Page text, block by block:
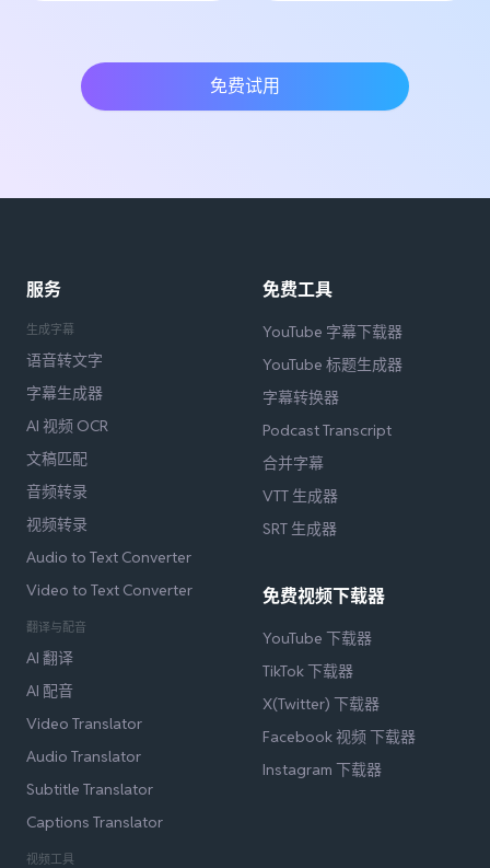
免费试用
服务
生成字幕
语音转文字
字幕生成器
AI 视频 OCR
文稿匹配
音频转录
视频转录
Audio to Text Converter
Video to Text Converter
翻译与配音
AI 翻译
AI 配音
Video Translator
Audio Translator
Subtitle Translator
Captions Translator
视频工具
免费工具
YouTube 字幕下载器
YouTube 标题生成器
字幕转换器
Podcast Transcript
合并字幕
VTT 生成器
SRT 生成器
免费视频下载器
YouTube 下载器
TikTok 下载器
X(Twitter) 下载器
Facebook 视频 下载器
Instagram 下载器